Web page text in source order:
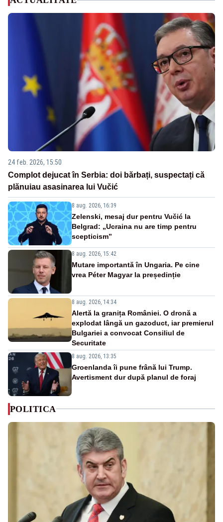
24 feb. 2026, 15:50
Complot dejucat în Serbia: doi bărbați, suspectați că
plănuiau asasinarea lui Vučić
8 aug. 2026, 16:39
Zelenski, mesaj dur pentru Vučić la
Belgrad: „Ucraina nu are timp pentru
scepticism”
8 aug. 2026, 15:42
Mutare importantă în Ungaria. Pe cine
vrea Péter Magyar la președinție
8 aug. 2026, 14:34
Alertă la granița României. O dronă a
explodat lângă un gazoduct, iar premierul
Bulgariei a convocat Consiliul de
Securitate
8 aug. 2026, 13:35
Groenlanda îi pune frână lui Trump.
Avertisment dur după planul de foraj
POLITICA